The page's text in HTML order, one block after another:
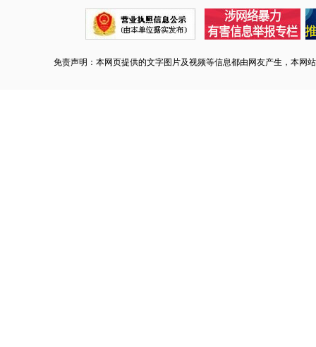
免责声明：本网页提供的文字图片及视频等信息都由网友产生，本网